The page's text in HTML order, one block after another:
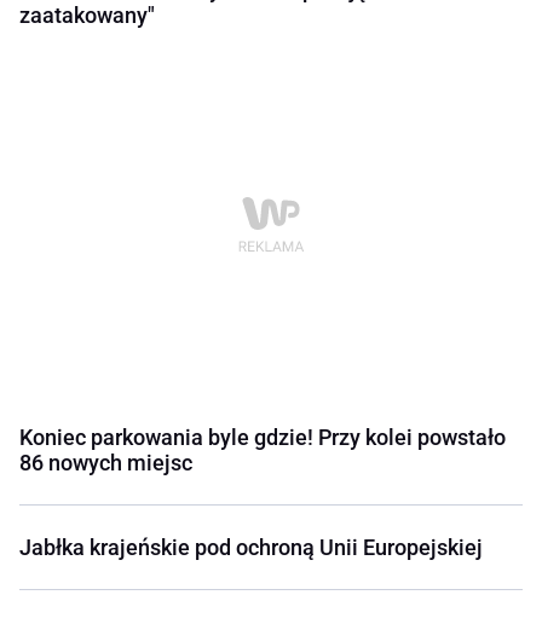
zaatakowany"
Koniec parkowania byle gdzie! Przy kolei powstało
86 nowych miejsc
Jabłka krajeńskie pod ochroną Unii Europejskiej